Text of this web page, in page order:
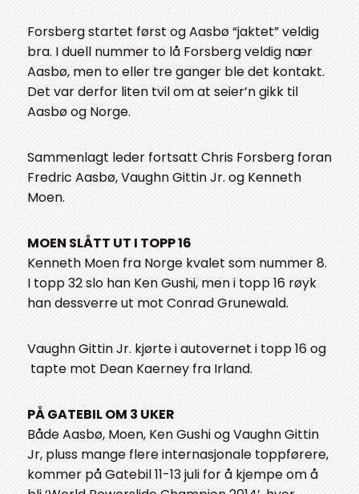
Forsberg startet først og Aasbø “jaktet” veldig
bra. I duell nummer to lå Forsberg veldig nær
Aasbø, men to eller tre ganger ble det kontakt.
Det var derfor liten tvil om at seier’n gikk til
Aasbø og Norge.
Sammenlagt leder fortsatt Chris Forsberg foran
Fredric Aasbø, Vaughn Gittin Jr. og Kenneth
Moen.
MOEN SLÅTT UT I TOPP 16
Kenneth Moen fra Norge kvalet som nummer 8.
I topp 32 slo han Ken Gushi, men i topp 16 røyk
han dessverre ut mot Conrad Grunewald.
Vaughn Gittin Jr. kjørte i autovernet i topp 16 og
tapte mot Dean Kaerney fra Irland.
PÅ GATEBIL OM 3 UKER
Både Aasbø, Moen, Ken Gushi og Vaughn Gittin
Jr, pluss mange flere internasjonale toppførere,
kommer på Gatebil 11-13 juli for å kjempe om å